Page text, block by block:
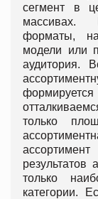
сегмент в
массивах.
форматы,
модели или
аудитория.
только
только
категории.